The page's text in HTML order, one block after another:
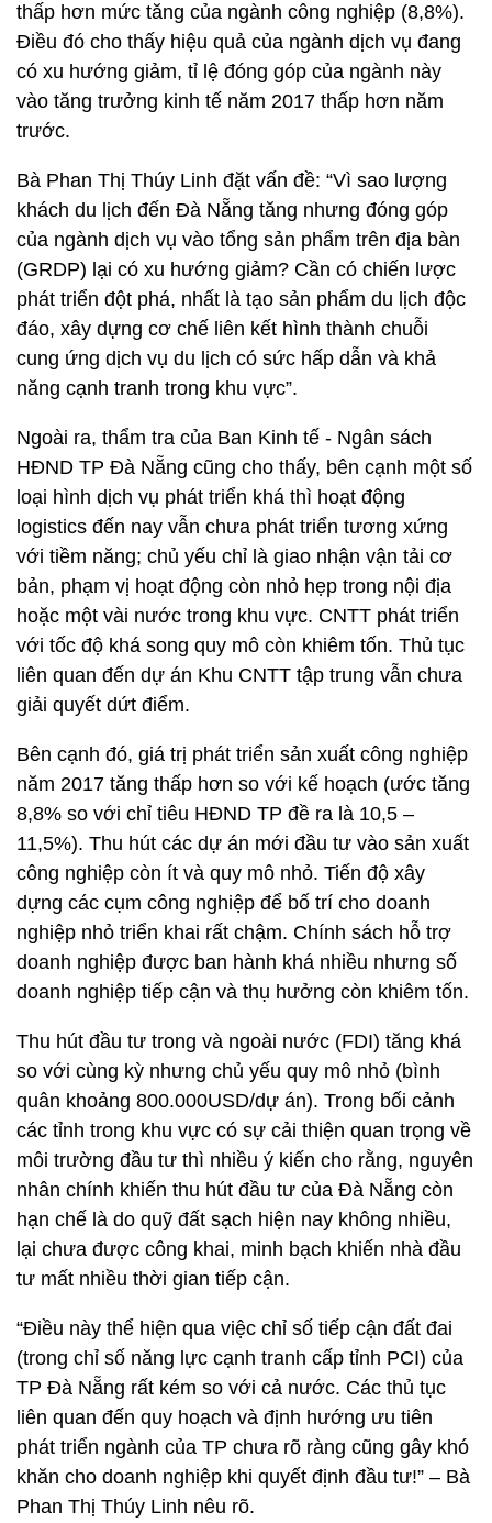
thấp hơn mức tăng của ngành công nghiệp (8,8%).
Điều đó cho thấy hiệu quả của ngành dịch vụ đang
có xu hướng giảm, tỉ lệ đóng góp của ngành này
vào tăng trưởng kinh tế năm 2017 thấp hơn năm
trước.
Bà Phan Thị Thúy Linh đặt vấn đề: “Vì sao lượng
khách du lịch đến Đà Nẵng tăng nhưng đóng góp
của ngành dịch vụ vào tổng sản phẩm trên địa bàn
(GRDP) lại có xu hướng giảm? Cần có chiến lược
phát triển đột phá, nhất là tạo sản phẩm du lịch độc
đáo, xây dựng cơ chế liên kết hình thành chuỗi
cung ứng dịch vụ du lịch có sức hấp dẫn và khả
năng cạnh tranh trong khu vực”.
Ngoài ra, thẩm tra của Ban Kinh tế - Ngân sách
HĐND TP Đà Nẵng cũng cho thấy, bên cạnh một số
loại hình dịch vụ phát triển khá thì hoạt động
logistics đến nay vẫn chưa phát triển tương xứng
với tiềm năng; chủ yếu chỉ là giao nhận vận tải cơ
bản, phạm vị hoạt động còn nhỏ hẹp trong nội địa
hoặc một vài nước trong khu vực. CNTT phát triển
với tốc độ khá song quy mô còn khiêm tốn. Thủ tục
liên quan đến dự án Khu CNTT tập trung vẫn chưa
giải quyết dứt điểm.
Bên cạnh đó, giá trị phát triển sản xuất công nghiệp
năm 2017 tăng thấp hơn so với kế hoạch (ước tăng
8,8% so với chỉ tiêu HĐND TP đề ra là 10,5 –
11,5%). Thu hút các dự án mới đầu tư vào sản xuất
công nghiệp còn ít và quy mô nhỏ. Tiến độ xây
dựng các cụm công nghiệp để bố trí cho doanh
nghiệp nhỏ triển khai rất chậm. Chính sách hỗ trợ
doanh nghiệp được ban hành khá nhiều nhưng số
doanh nghiệp tiếp cận và thụ hưởng còn khiêm tốn.
Thu hút đầu tư trong và ngoài nước (FDI) tăng khá
so với cùng kỳ nhưng chủ yếu quy mô nhỏ (bình
quân khoảng 800.000USD/dự án). Trong bối cảnh
các tỉnh trong khu vực có sự cải thiện quan trọng về
môi trường đầu tư thì nhiều ý kiến cho rằng, nguyên
nhân chính khiến thu hút đầu tư của Đà Nẵng còn
hạn chế là do quỹ đất sạch hiện nay không nhiều,
lại chưa được công khai, minh bạch khiến nhà đầu
tư mất nhiều thời gian tiếp cận.
“Điều này thể hiện qua việc chỉ số tiếp cận đất đai
(trong chỉ số năng lực cạnh tranh cấp tỉnh PCI) của
TP Đà Nẵng rất kém so với cả nước. Các thủ tục
liên quan đến quy hoạch và định hướng ưu tiên
phát triển ngành của TP chưa rõ ràng cũng gây khó
khăn cho doanh nghiệp khi quyết định đầu tư!” – Bà
Phan Thị Thúy Linh nêu rõ.